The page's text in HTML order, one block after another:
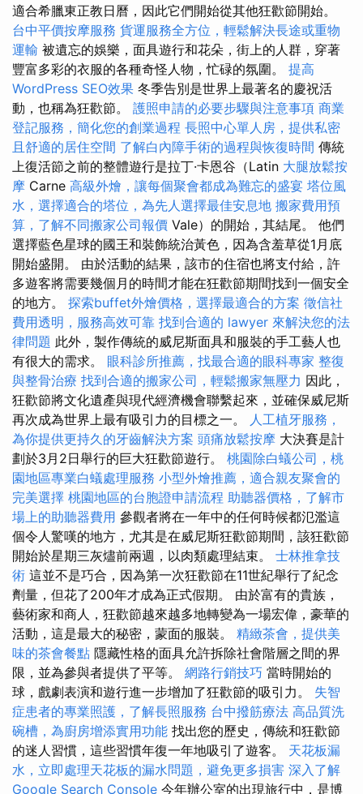
適合希臘東正教日曆，因此它們開始從其他狂歡節開始。
台中平價按摩服務 貨運服務全方位，輕鬆解決長途或重物
運輸 被遺忘的娛樂，面具遊行和花朵，街上的人群，穿著
豐富多彩的衣服的各種奇怪人物，忙碌的氛圍。 提高
WordPress SEO效果 冬季告別是世界上最著名的慶祝活
動，也稱為狂歡節。 護照申請的必要步驟與注意事項 商業
登記服務，簡化您的創業過程 長照中心單人房，提供私密
且舒適的居住空間 了解白內障手術的過程與恢復時間 傳統
上復活節之前的整體遊行是拉丁·卡恩谷（Latin 大腿放鬆按
摩 Carne 高級外燴，讓每個聚會都成為難忘的盛宴 塔位風
水，選擇適合的塔位，為先人選擇最佳安息地 搬家費用預
算，了解不同搬家公司報價 Vale）的開始，其結尾。 他們
選擇藍色星球的國王和裝飾統治黃色，因為含羞草從1月底
開始盛開。 由於活動的結果，該市的住宿也將支付給，許
多遊客將需要幾個月的時間才能在狂歡節期間找到一個安全
的地方。 探索buffet外燴價格，選擇最適合的方案 徵信社
費用透明，服務高效可靠 找到合適的 lawyer 來解決您的法
律問題 此外，製作傳統的威尼斯面具和服裝的手工藝人也
有很大的需求。 眼科診所推薦，找最合適的眼科專家 整復
與整骨治療 找到合適的搬家公司，輕鬆搬家無壓力 因此，
狂歡節將文化遺產與現代經濟機會聯繫起來，並確保威尼斯
再次成為世界上最有吸引力的目標之一。 人工植牙服務，
為你提供更持久的牙齒解決方案 頭痛放鬆按摩 大決賽是計
劃於3月2日舉行的巨大狂歡節遊行。 桃園除白蟻公司，桃
園地區專業白蟻處理服務 小型外燴推薦，適合親友聚會的
完美選擇 桃園地區的台胞證申請流程 助聽器價格，了解市
場上的助聽器費用 參觀者將在一年中的任何時候都氾濫這
個令人驚嘆的地方，尤其是在威尼斯狂歡節期間，該狂歡節
開始於星期三灰燼前兩週，以肉類處理結束。 士林推拿技
術 這並不是巧合，因為第一次狂歡節在11世紀舉行了紀念
劑量，但花了200年才成為正式假期。 由於富有的貴族，
藝術家和商人，狂歡節越來越多地轉變為一場宏偉，豪華的
活動，這是最大的秘密，蒙面的服裝。 精緻茶會，提供美
味的茶會餐點 隱藏性格的面具允許拆除社會階層之間的界
限，並為參與者提供了平等。 網路行銷技巧 當時開始的
球，戲劇表演和遊行進一步增加了狂歡節的吸引力。 失智
症患者的專業照護，了解長照服務 台中撥筋療法 高品質洗
碗槽，為廚房增添實用功能 找出您的歷史，傳統和狂歡節
的迷人習慣，這些習慣年復一年地吸引了遊客。 天花板漏
水，立即處理天花板的漏水問題，避免更多損害 深入了解
Google Search Console 今年辦公室的出現旅行中，是博